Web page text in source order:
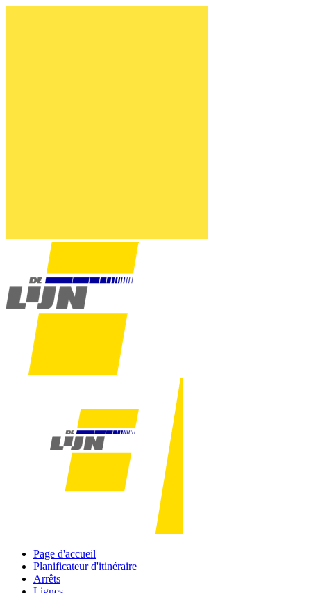
Page d'accueil
Planificateur d'itinéraire
Arrêts